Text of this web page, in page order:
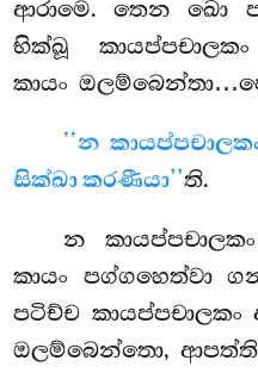
ආරාමෙ. තෙන ඛො
භික්ඛූ
කායං
‘‘න
සික්ඛා කරණීයා’’ති.
න
කායං පග්ගහෙත්වා
පටිච්ච
ඔලම්බෙන්තො,